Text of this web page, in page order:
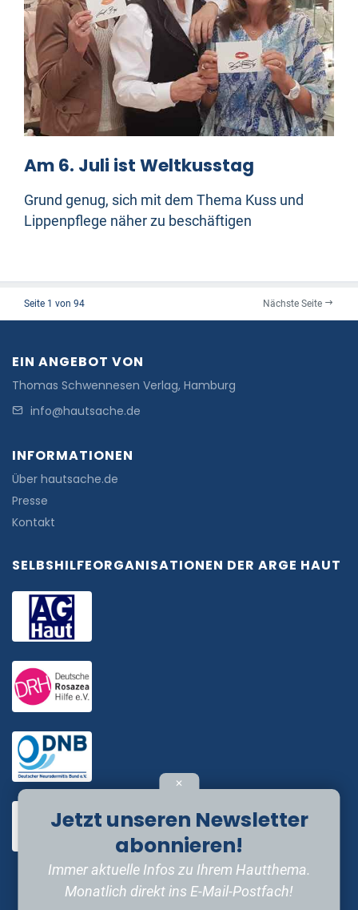
Am 6. Juli ist Weltkusstag
Grund genug, sich mit dem Thema Kuss und
Lippenpflege näher zu beschäftigen
Seite 1 von 94 Nächste Seite
EIN ANGEBOT VON
Thomas Schwennesen Verlag, Hamburg
info@hautsache.de
INFORMATIONEN
Über hautsache.de
Presse
Kontakt
SELBSHILFEORGANISATIONEN DER ARGE HAUT
✕
Jetzt unseren Newsletter
abonnieren!
Immer aktuelle Infos zu Ihrem Hautthema.
Monatlich direkt ins E-Mail-Postfach!